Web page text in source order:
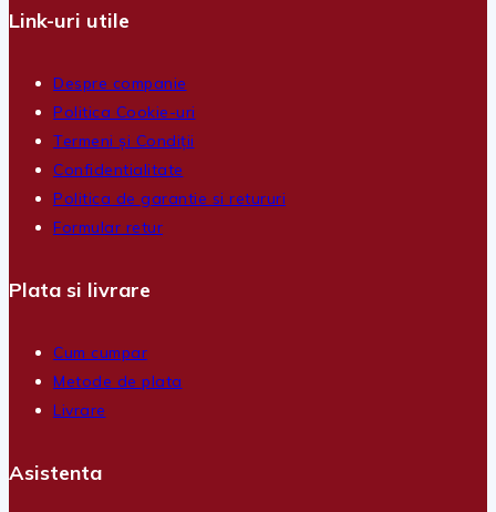
Link-uri utile
Despre companie
Politica Cookie-uri
Termeni și Condiții
Confidentialitate
Politica de garantie si retururi
Formular retur
Plata si livrare
Cum cumpar
Metode de plata
Livrare
Asistenta